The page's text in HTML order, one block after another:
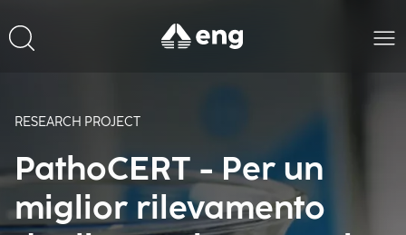
RESEARCH PROJECT
PathoCERT - Per un
miglior rilevamento